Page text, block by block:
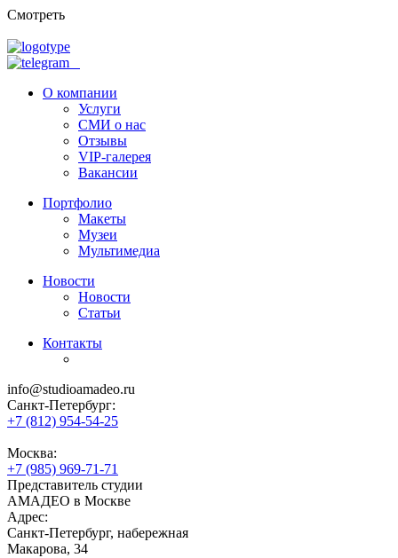
Смотреть
О компании
Услуги
СМИ о нас
Отзывы
VIP-галерея
Вакансии
Портфолио
Макеты
Музеи
Мультимедиа
Новости
Новости
Статьи
Контакты
info@studioamadeo.ru
Санкт-Петербург:
+7 (812) 954-54-25
Москва:
+7 (985) 969-71-71
Представитель студии
АМАДЕО в Москве
Адрес:
Санкт-Петербург, набережная
Макарова, 34